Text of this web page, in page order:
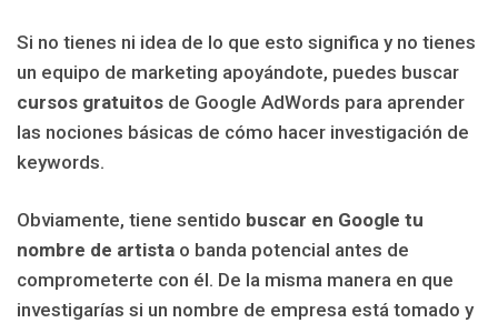
Si no tienes ni idea de lo que esto significa y no tienes
un equipo de marketing apoyándote, puedes buscar
cursos gratuitos de Google AdWords para aprender
las nociones básicas de cómo hacer investigación de
keywords.
Obviamente, tiene sentido buscar en Google tu
nombre de artista o banda potencial antes de
comprometerte con él. De la misma manera en que
investigarías si un nombre de empresa está tomado y